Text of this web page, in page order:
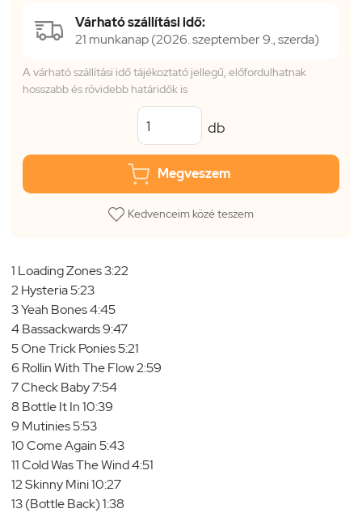
Várható szállítási idő:
21 munkanap (2026. szeptember 9., szerda)
A várható szállítási idő tájékoztató jellegű, előfordulhatnak
hosszabb és rövidebb határidők is
db
Megveszem
Kedvenceim közé teszem
1 Loading Zones 3:22
2 Hysteria 5:23
3 Yeah Bones 4:45
4 Bassackwards 9:47
5 One Trick Ponies 5:21
6 Rollin With The Flow 2:59
7 Check Baby 7:54
8 Bottle It In 10:39
9 Mutinies 5:53
10 Come Again 5:43
11 Cold Was The Wind 4:51
12 Skinny Mini 10:27
13 (Bottle Back) 1:38